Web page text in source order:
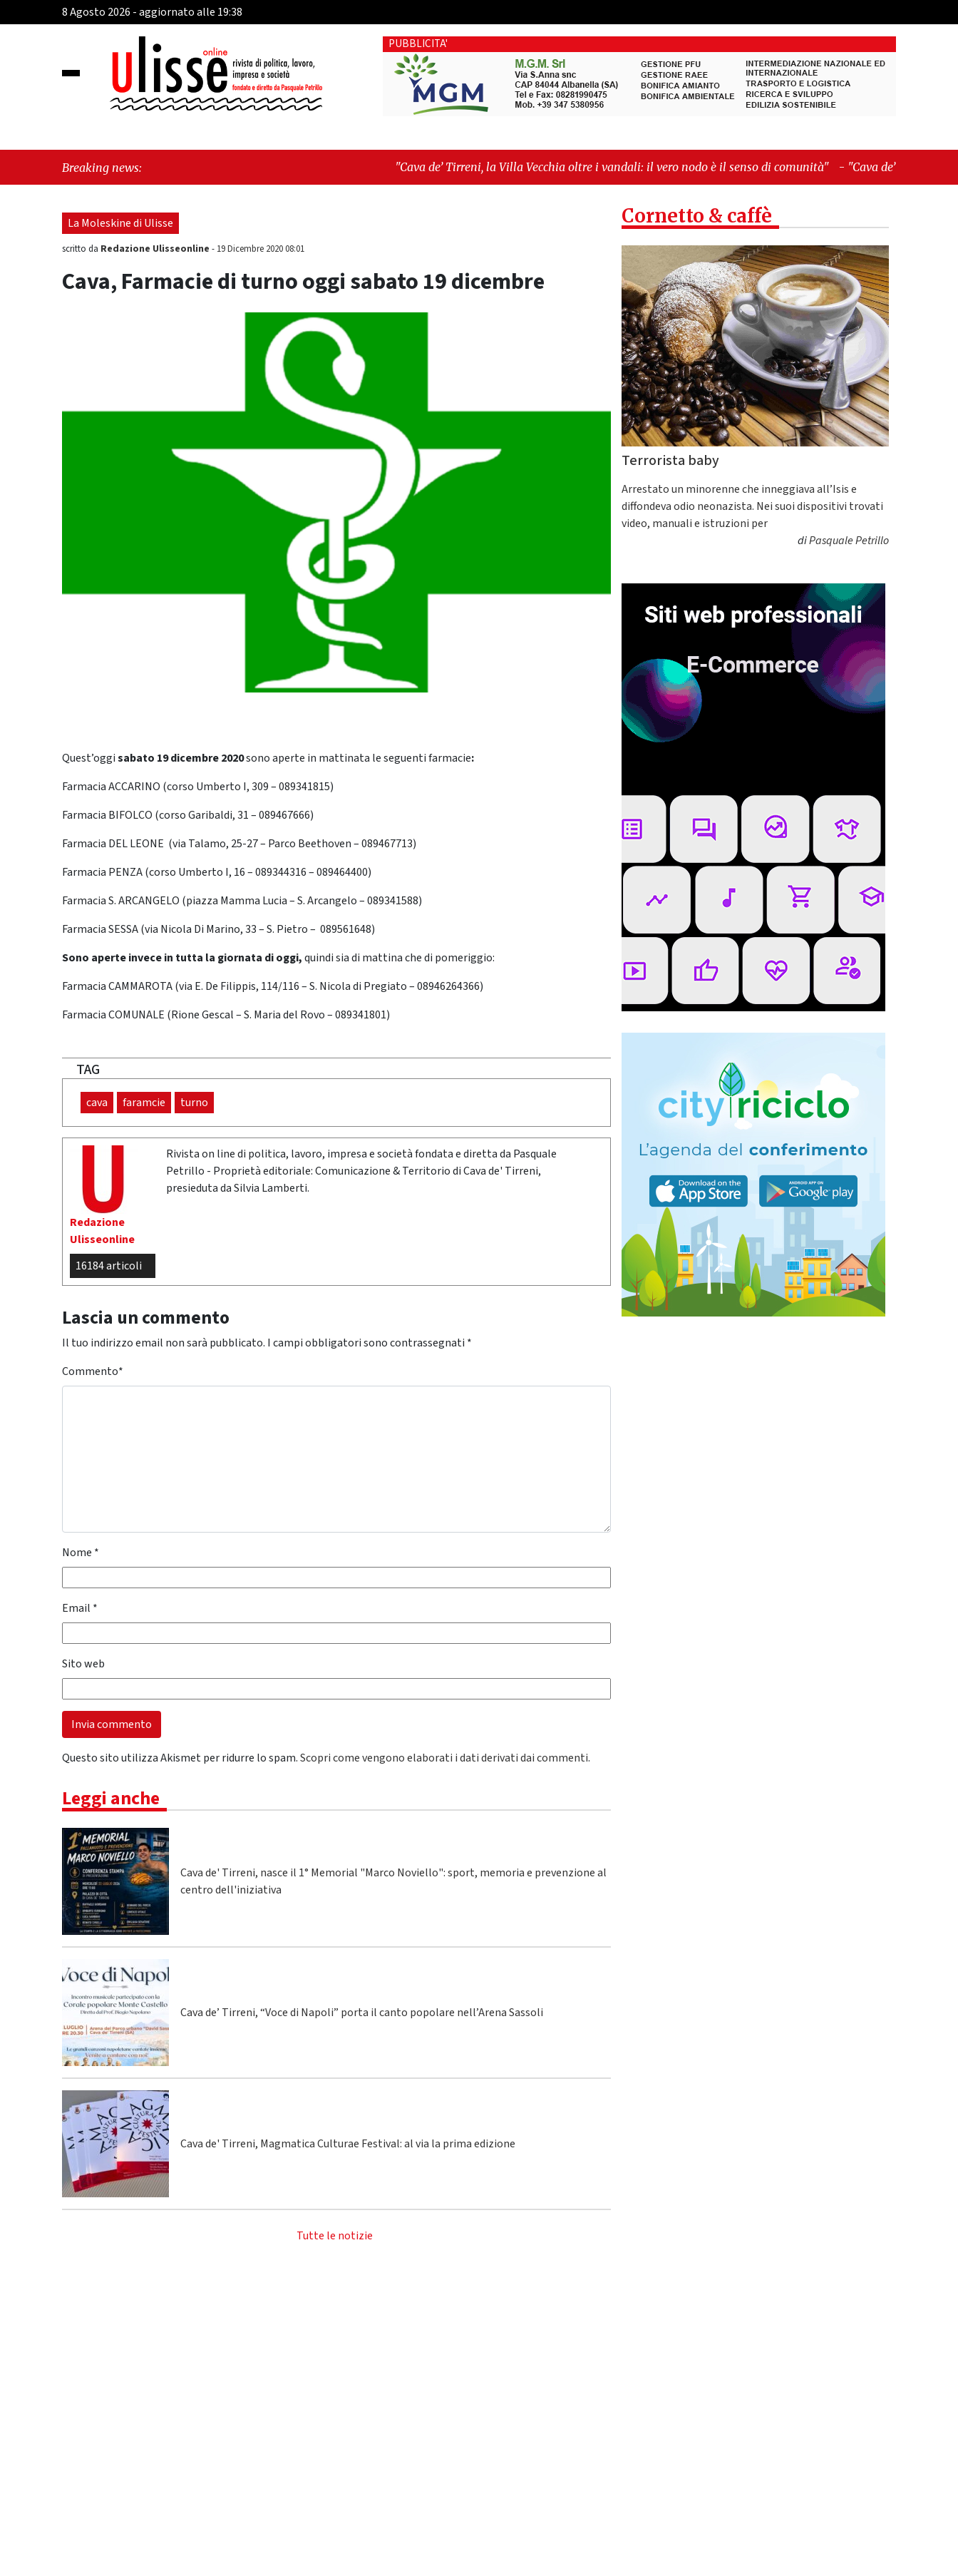
8 Agosto 2026 - aggiornato alle 19:38
PUBBLICITA'
Breaking news: "Cava de’ Tirreni, la Villa Vecchia oltre i vandali: il vero nodo è il senso di comunità" - "Cava de’ Tirreni, La
Fratellanza sull'ultima seduta consiliare: “Serve chiarezza!”"
La Moleskine di Ulisse
scritto da Redazione Ulisseonline - 19 Dicembre 2020 08:01
Cava, Farmacie di turno oggi sabato 19 dicembre
Quest’oggisabato 19dicembre 2020sono aperte in mattinata le seguenti farmacie:
Farmacia ACCARINO (corso Umberto I, 309 – 089341815)
Farmacia BIFOLCO (corso Garibaldi, 31 – 089467666)
Farmacia DEL LEONE (via Talamo, 25-27 – Parco Beethoven – 089467713)
Farmacia PENZA (corso Umberto I, 16 – 089344316 – 089464400)
Farmacia S. ARCANGELO (piazza Mamma Lucia – S. Arcangelo – 089341588)
Farmacia SESSA (via Nicola Di Marino, 33 – S. Pietro – 089561648)
Sono aperte invece in tutta la giornata di oggi,quindi sia di mattina che di pomeriggio:
Farmacia CAMMAROTA (via E. De Filippis, 114/116 – S. Nicola di Pregiato – 08946264366)
Farmacia COMUNALE (Rione Gescal – S. Maria del Rovo – 089341801)
TAG
cava faramcie turno
Redazione
Ulisseonline
16184 articoli
Rivista on line di politica, lavoro, impresa e società fondata e diretta da Pasquale
Petrillo - Proprietà editoriale: Comunicazione & Territorio di Cava de' Tirreni,
presieduta da Silvia Lamberti.
Lascia un commento
Il tuo indirizzo email non sarà pubblicato. I campi obbligatori sono contrassegnati *
Commento*
Nome *
Email *
Sito web
Questo sito utilizza Akismet per ridurre lo spam.Scopri come vengono elaborati i dati derivati dai commenti.
Leggi anche
Cava de' Tirreni, nasce il 1° Memorial "Marco Noviello": sport, memoria e prevenzione al
centro dell'iniziativa
Cava de’ Tirreni, “Voce di Napoli” porta il canto popolare nell’Arena Sassoli
Cava de' Tirreni, Magmatica Culturae Festival: al via la prima edizione
Tutte le notizie
Cornetto & caffè
Terrorista baby
Arrestato un minorenne che inneggiava all’Isis e
diffondeva odio neonazista. Nei suoi dispositivi trovati
video, manuali e istruzioni per
diPasquale Petrillo